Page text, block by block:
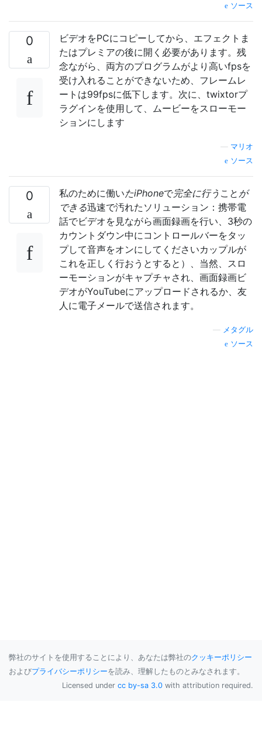
ソース
0
ビデオをPCにコピーしてから、エフェクトま
たはプレミアの後に開く必要があります。残
念ながら、両方のプログラムがより高いfpsを
受け入れることができないため、フレームレ
ートは99fpsに低下します。次に、twixtorプ
ラグインを使用して、ムービーをスローモー
ションにします
マリオ
ソース
0 私のために働い たiPhoneで完全に行う こと が
できる迅速で汚れたソリューション：携帯電
話でビデオを見ながら画面録画を行い、3秒の
カウントダウン中にコントロールバーをタッ
プして音声をオンにしてくださいカップルが
これを正しく行おうとすると）、当然、スロ
ーモーションがキャプチャされ、画面録画ビ
デオがYouTubeにアップロードされるか、友
人に電子メールで送信されます。
メタグル
ソース
弊社のサイトを使用することにより、あなたは弊社のクッキーポリシー
およびプライバシーポリシーを読み、理解したものとみなされます。
Licensed under cc by-sa 3.0 with attribution required.